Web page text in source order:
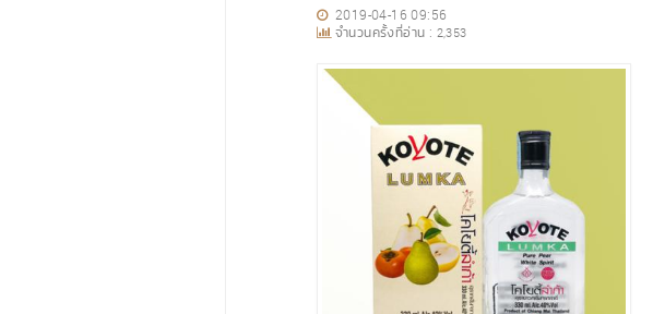
2019-04-16 09:56
จำนวนครั้งที่อ่าน : 2,353